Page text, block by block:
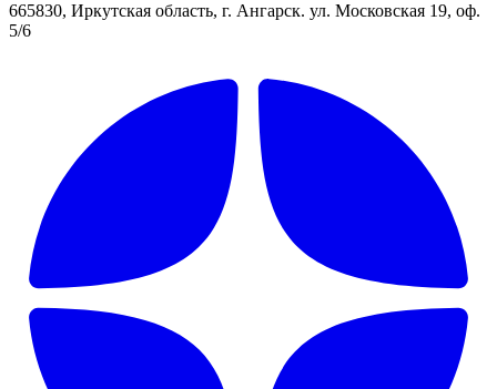
665830, Иркутская область, г. Ангарск. ул. Московская 19, оф.
5/6